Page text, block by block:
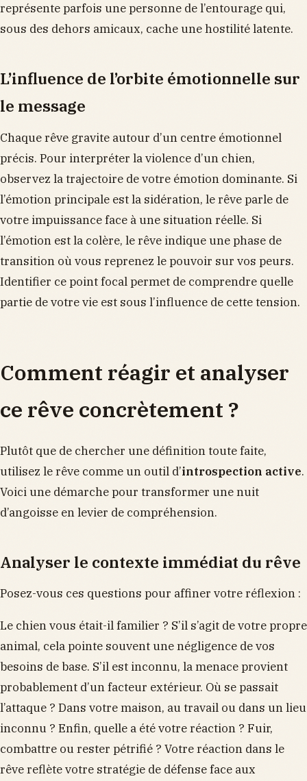
représente parfois une personne de l’entourage qui,
sous des dehors amicaux, cache une hostilité latente.
L’influence de l’orbite émotionnelle sur
le message
Chaque rêve gravite autour d’un centre émotionnel
précis. Pour interpréter la violence d’un chien,
observez la trajectoire de votre émotion dominante. Si
l’émotion principale est la sidération, le rêve parle de
votre impuissance face à une situation réelle. Si
l’émotion est la colère, le rêve indique une phase de
transition où vous reprenez le pouvoir sur vos peurs.
Identifier ce point focal permet de comprendre quelle
partie de votre vie est sous l’influence de cette tension.
Comment réagir et analyser
ce rêve concrètement ?
Plutôt que de chercher une définition toute faite,
utilisez le rêve comme un outil d’introspection active.
Voici une démarche pour transformer une nuit
d’angoisse en levier de compréhension.
Analyser le contexte immédiat du rêve
Posez-vous ces questions pour affiner votre réflexion :
Le chien vous était-il familier ? S’il s’agit de votre propre
animal, cela pointe souvent une négligence de vos
besoins de base. S’il est inconnu, la menace provient
probablement d’un facteur extérieur. Où se passait
l’attaque ? Dans votre maison, au travail ou dans un lieu
inconnu ? Enfin, quelle a été votre réaction ? Fuir,
combattre ou rester pétrifié ? Votre réaction dans le
rêve reflète votre stratégie de défense face aux